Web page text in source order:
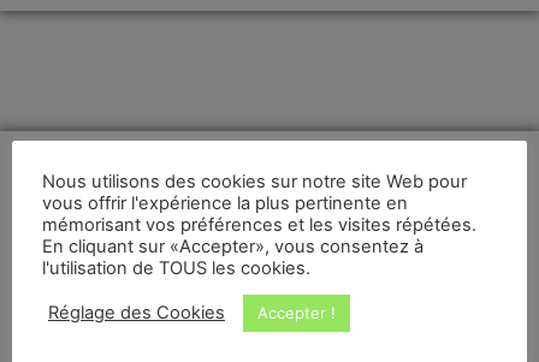
Nous utilisons des cookies sur notre site Web pour
vous offrir l'expérience la plus pertinente en
mémorisant vos préférences et les visites répétées.
En cliquant sur «Accepter», vous consentez à
l'utilisation de TOUS les cookies.
Réglage des Cookies Accepter !